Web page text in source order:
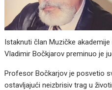
Istaknuti član Muzičke
Vladimir Bočkjarov preminuo je
Profesor Bočkarjov je posvetio
ostavljajući neizbrisiv trag u